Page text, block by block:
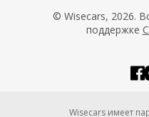
© Wisecars, 2026.
поддержке
Wisecars имеет